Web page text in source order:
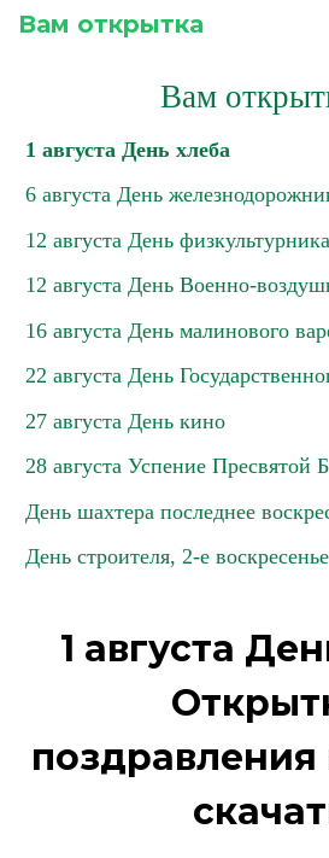
Вам открытка
Вам
1 августа День хлеба
6 августа День
12 августа День физкультурника
12 августа День Военно-
16 августа День малинового
22 августа День
27 августа День кино
28 августа Успение Пресвятой
День шахтера последнее
День строителя, 2-е
1 августа